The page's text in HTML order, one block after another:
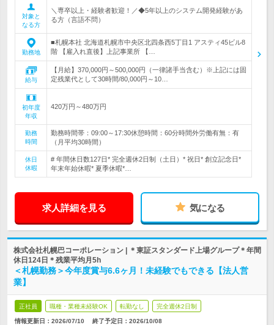
対象と
なる方
＼専卒以上・経験者歓迎！／◆5年以上のシステム開発経験があ
る方（言語不問）
勤務地
■札幌本社 北海道札幌市中央区北四条西5丁目1 アスティ45ビル8
階 【雇入れ直後】上記事業所 【…
給与
【月給】370,000円～500,000円（一律諸手当含む）※上記には固
定残業代として30時間/80,000円～10…
初年度
年収
420万円～480万円
勤務
時間
勤務時間帯：09:00～17:30休憩時間：60分時間外労働有無：有
（月平均30時間）
休日
休暇
# 年間休日数127日* 完全週休2日制（土日）* 祝日* 創立記念日*
年末年始休暇* 夏季休暇*…
求人詳細を見る 気になる
株式会社札幌巴コーポレーション | ＊東証スタンダード上場グループ＊年間
休日124日＊残業平均月5h
＜札幌勤務＞今年度賞与6.6ヶ月！未経験でもできる【法人営
業】
正社員 職種・業種未経験OK 転勤なし 完全週休2日制
情報更新日：2026/07/10 終了予定日： 2026/10/08